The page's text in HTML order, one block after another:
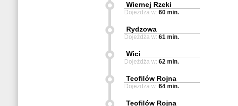
Wiernej Rzeki
Dojeżdża w: 60 min.
Rydzowa
Dojeżdża w: 61 min.
Wici
Dojeżdża w: 62 min.
Teofilów Rojna
Dojeżdża w: 64 min.
Teofilów Rojna